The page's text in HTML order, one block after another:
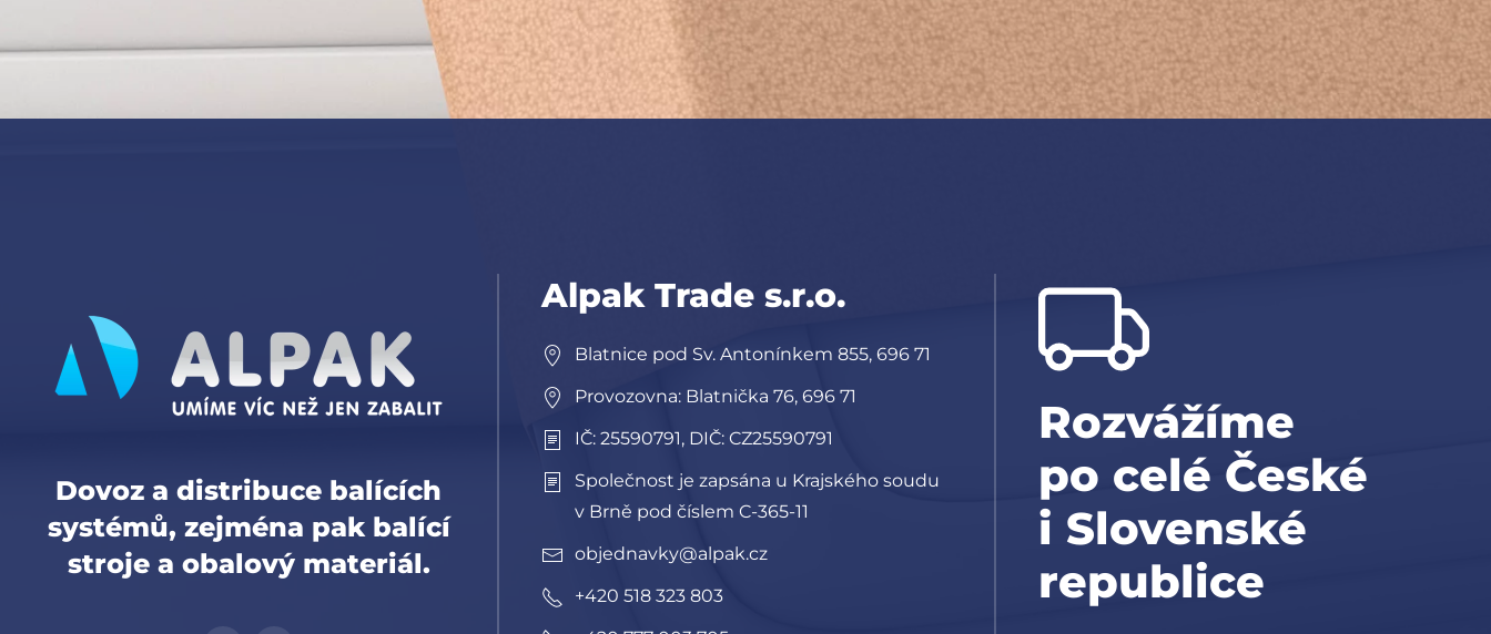
Dovoz a distribuce balících
systémů, zejména pak balící
stroje a obalový materiál.
Alpak Trade s.r.o.
Blatnice pod Sv. Antonínkem 855, 696 71
Provozovna: Blatnička 76, 696 71
IČ: 25590791, DIČ: CZ25590791
Společnost je zapsána u Krajského soudu
v Brně pod číslem C-365-11
objednavky@alpak.cz
+420 518 323 803
Rozvážíme
po celé České
i Slovenské
republice